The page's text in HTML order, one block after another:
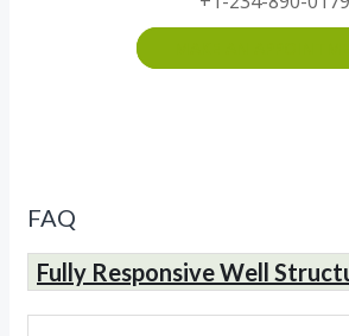
FAQ
Fully Responsive Well